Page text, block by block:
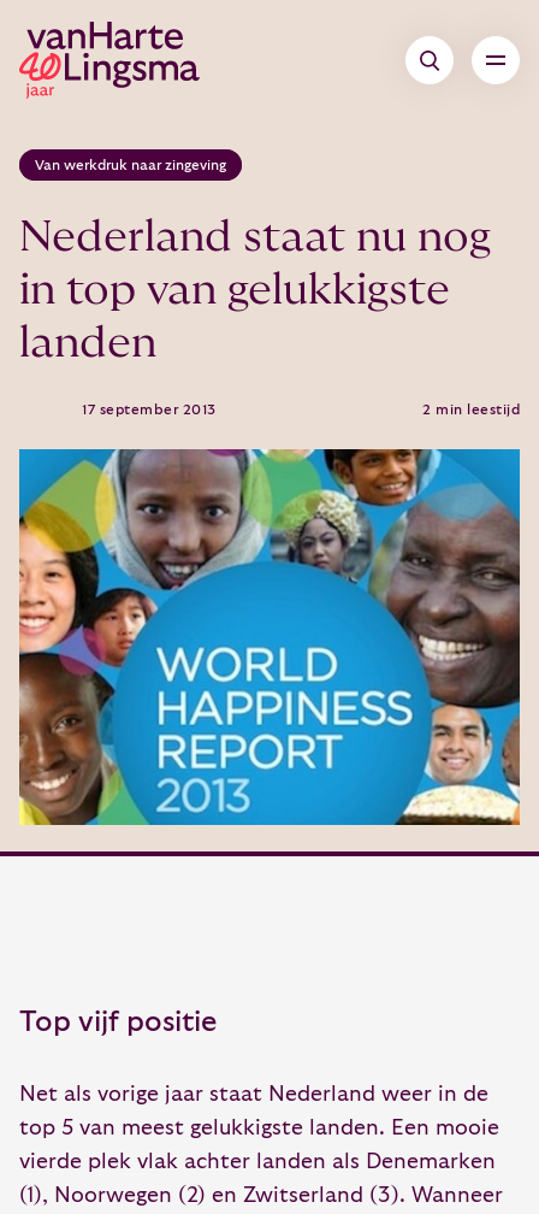
Van werkdruk naar zingeving
Nederland staat nu nog
in top van gelukkigste
landen
17 september 2013 2 min leestijd
Top vijf positie
Net als vorige jaar staat Nederland weer in de
top 5 van meest gelukkigste landen. Een mooie
vierde plek vlak achter landen als Denemarken
(1), Noorwegen (2) en Zwitserland (3). Wanneer